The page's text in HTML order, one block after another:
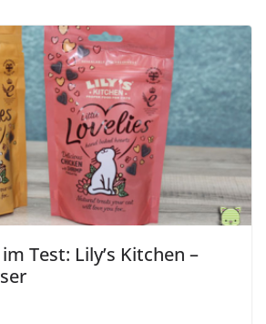
Test: Lily’s Kitchen –